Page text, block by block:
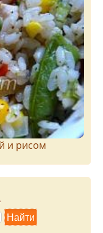
и рисом